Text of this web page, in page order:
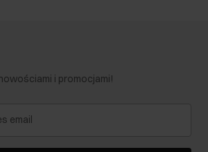
i promocjami!